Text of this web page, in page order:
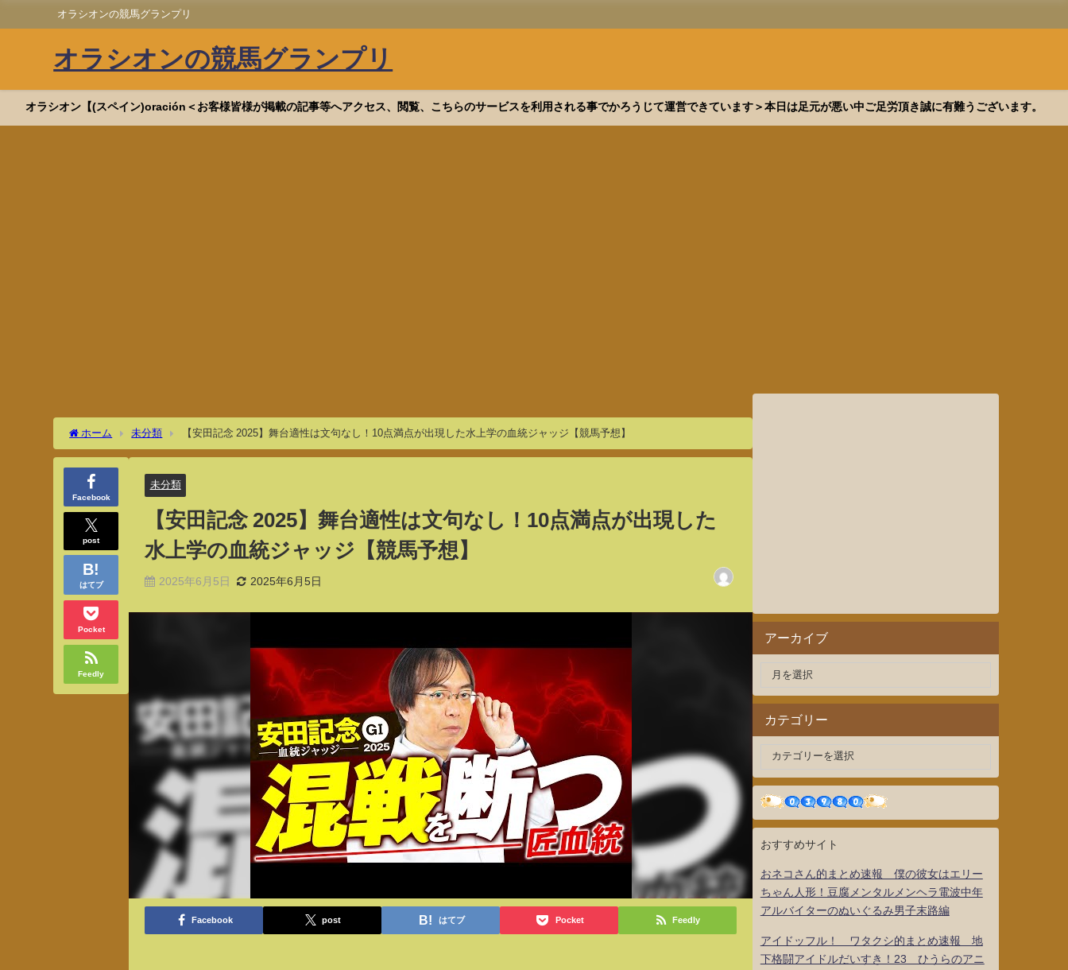
オラシオンの競馬グランプリ
オラシオンの競馬グランプリ
オラシオン【(スペイン)oración＜お客様皆様が掲載の記事等へアクセス、閲覧、こちらのサービスを利用される事でかろうじて運営できています＞本日は足元が悪い中ご足労頂き誠に有難うございます。
ホーム 未分類 【安田記念 2025】舞台適性は文句なし！10点満点が出現した水上学の血統ジャッジ【競馬予想】
Facebook
post
はてブ
Pocket
Feedly
未分類
【安田記念 2025】舞台適性は文句なし！10点満点が出現した
水上学の血統ジャッジ【競馬予想】
2025年6月5日 2025年6月5日
Facebook post はてブ Pocket Feedly
アーカイブ
カテゴリー
おすすめサイト
おネコさん的まとめ速報 僕の彼女はエリー
ちゃん人形！豆腐メンタルメンヘラ電波中年
アルバイターのぬいぐるみ男子末路編
アイドッフル！ ワタクシ的まとめ速報 地
下格闘アイドルだいすき！23 ひうらのアニ